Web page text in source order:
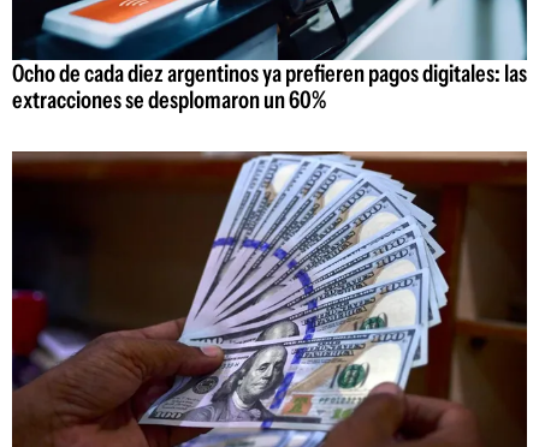
Ocho de cada diez argentinos ya prefieren pagos digitales: las
extracciones se desplomaron un 60%